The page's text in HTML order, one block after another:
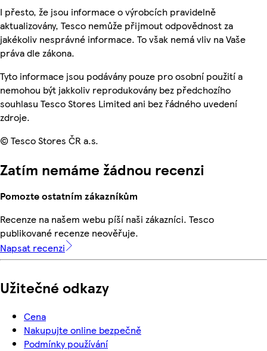
I přesto, že jsou informace o výrobcích pravidelně
aktualizovány, Tesco nemůže přijmout odpovědnost za
jakékoliv nesprávné informace. To však nemá vliv na Vaše
práva dle zákona.
Tyto informace jsou podávány pouze pro osobní použití a
nemohou být jakkoliv reprodukovány bez předchozího
souhlasu Tesco Stores Limited ani bez řádného uvedení
zdroje.
© Tesco Stores ČR a.s.
Zatím nemáme žádnou recenzi
Pomozte ostatním zákazníkům
Recenze na našem webu píší naši zákazníci. Tesco
publikované recenze neověřuje.
Napsat recenzi
Užitečné odkazy
Cena
Nakupujte online bezpečně
Podmínky používání